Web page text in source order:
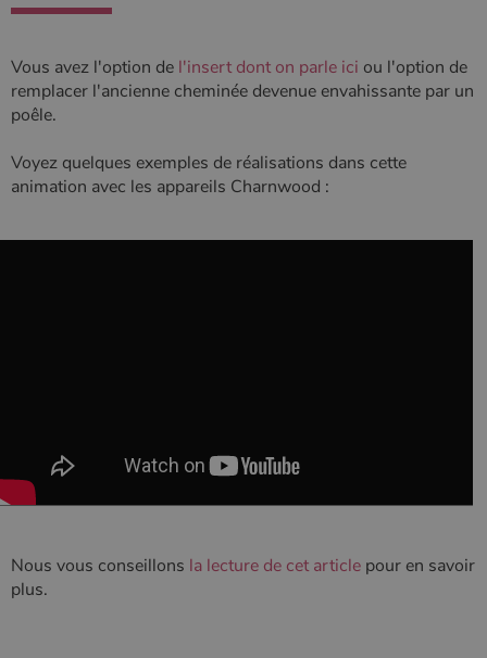
Vous avez l'option de l'insert dont on parle ici ou l'option de
remplacer l'ancienne cheminée devenue envahissante par un
poêle.
Voyez quelques exemples de réalisations dans cette
animation avec les appareils Charnwood :
Nous vous conseillons la lecture de cet article pour en savoir
plus.